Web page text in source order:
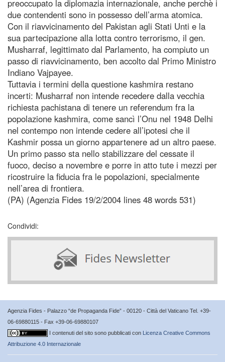
preoccupato la diplomazia internazionale, anche perchè i
due contendenti sono in possesso dell’arma atomica.
Con il riavvicinamento del Pakistan agli Stati Unti e la
sua partecipazione alla lotta contro terrorismo, il gen.
Musharraf, legittimato dal Parlamento, ha compiuto un
passo di riavvicinamento, ben accolto dal Primo Ministro
Indiano Vajpayee.
Tuttavia i termini della questione kashmira restano
incerti: Musharraf non intende recedere dalla vecchia
richiesta pachistana di tenere un referendum fra la
popolazione kashmira, come sancì l’Onu nel 1948 Delhi
nel contempo non intende cedere all’ipotesi che il
Kashmir possa un giorno appartenere ad un altro paese.
Un primo passo sta nello stabilizzare del cessate il
fuoco, deciso a novembre e porre in atto tute i mezzi per
ricostruire la fiducia fra le popolazioni, specialmente
nell’area di frontiera.
(PA) (Agenzia Fides 19/2/2004 lines 48 words 531)
Condividi:
Agenzia Fides - Palazzo “de Propaganda Fide” - 00120 - Città del Vaticano Tel. +39-
06-69880115 - Fax +39-06-69880107
I contenuti del sito sono pubblicati con Licenza Creative Commons
Attribuzione 4.0 Internazionale